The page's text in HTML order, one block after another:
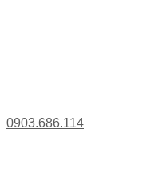
0903.686.114